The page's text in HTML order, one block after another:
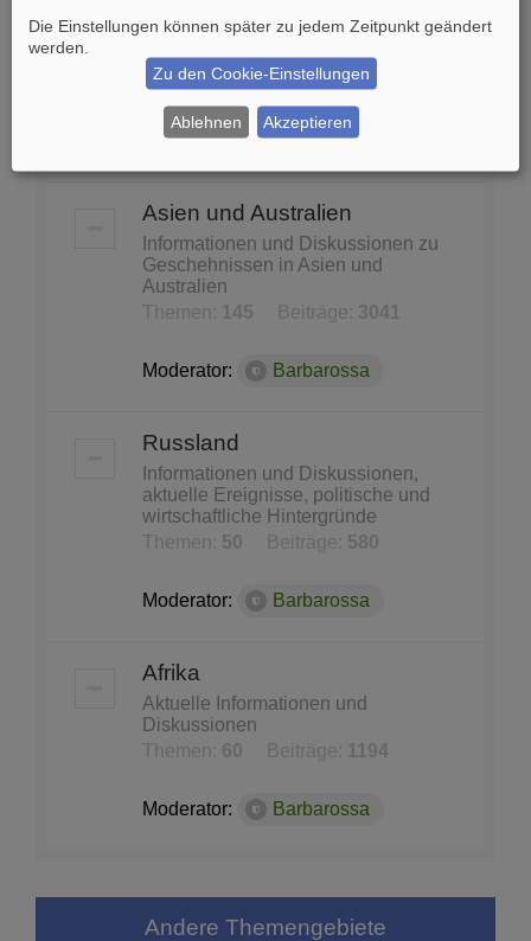
United Nations, Nato, WHO, Unicef,
Unesco...
Themen:87Beiträge:1140
Moderator: Barbarossa
Asien und Australien
Informationen und Diskussionen zu
Geschehnissen in Asien und
Australien
Themen:
145 Beiträge: 3041
Moderator: Barbarossa
Russland
Informationen und Diskussionen,
aktuelle Ereignisse, politische und
wirtschaftliche Hintergründe
Themen: 50 Beiträge: 580
Moderator: Barbarossa
Afrika
Aktuelle Informationen und
Diskussionen
Themen: 60 Beiträge: 1194
Moderator: Barbarossa
Andere Themengebiete
Die Einstellungen können später zu jedem Zeitpunkt geändert
werden.
Zu den Cookie-Einstellungen
Ablehnen Akzeptieren